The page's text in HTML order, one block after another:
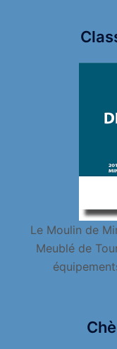
Le Moulin de
Meublé de